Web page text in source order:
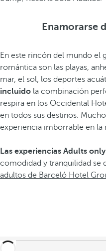
Enamorarse
En este rincón del mundo el
romántica son las playas,
mar, el sol, los deportes
incluido la combinación
respira en los Occidental
en todos sus destinos.
experiencia imborrable en la
Las experiencias Adults only
comodidad y tranquilidad se
adultos de Barceló Hotel